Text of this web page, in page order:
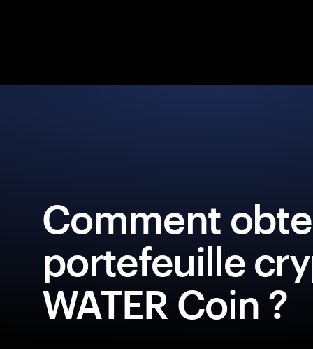
Comment
portefeuille
WATER Coin ?